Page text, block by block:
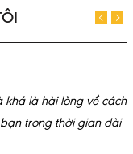
là hài lòng về cách
trong thời gian dài